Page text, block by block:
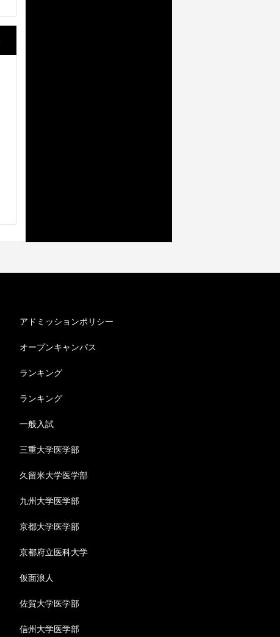
アドミッションポリシー
オープンキャンパス
ランキング
ランキング
一般入試
三重大学医学部
久留米大学医学部
九州大学医学部
京都大学医学部
京都府立医科大学
仮面浪人
佐賀大学医学部
信州大学医学部